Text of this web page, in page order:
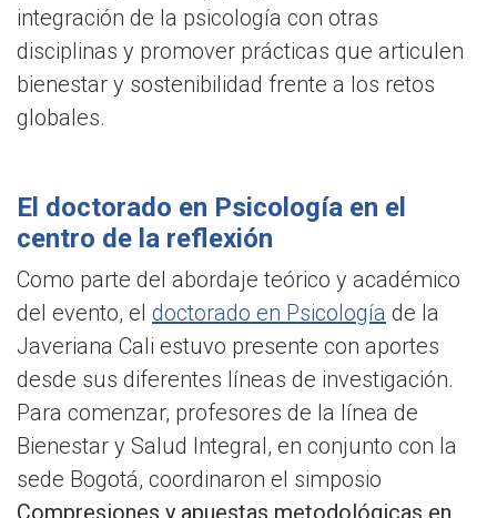
integración de la psicología con otras
disciplinas y promover prácticas que articulen
bienestar y sostenibilidad frente a los retos
globales.
El doctorado en Psicología en el
centro de la reflexión
Como parte del abordaje teórico y académico
del evento, el doctorado en Psicología de la
Javeriana Cali estuvo presente con aportes
desde sus diferentes líneas de investigación.
Para comenzar, profesores de la línea de
Bienestar y Salud Integral, en conjunto con la
sede Bogotá, coordinaron el simposio